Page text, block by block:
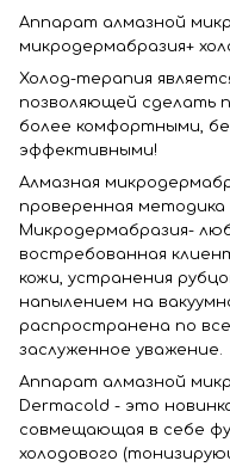
Аппарат алмазной
микродермабразия+
Холод-терапия
позволяющей сделать
более комфортными,
эффективными!
Алмазная
проверенная методика
Микродермабразия-
востребованная
кожи, устранения
напылением на
распространена по
заслуженное уважение.
Аппарат алмазной
Dermacold - это
совмещающая в себе
холодового